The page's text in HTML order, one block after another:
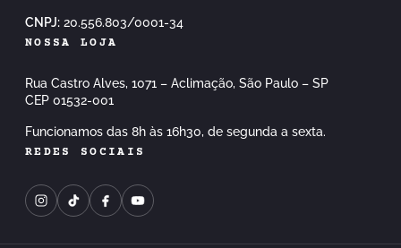
CNPJ: 20.556.803/0001-34
NOSSA LOJA
Rua Castro Alves, 1071 – Aclimação, São Paulo – SP
CEP 01532-001
Funcionamos das 8h às 16h30, de segunda a sexta.
REDES SOCIAIS